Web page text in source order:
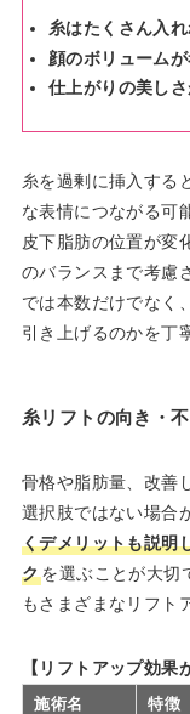
糸はたくさん入
顔のボリューム
仕上がりの美し
糸を過剰に挿入する
な表情につながる可
皮下脂肪の位置が変
のバランスまで考慮
では本数だけでなく
引き上げるのかを丁
糸リフトの向き・
骨格や脂肪量、改善
選択肢ではない場合
くデメリットも説明
クを選ぶことが大切
もさまざまなリフト
【リフトアップ効果
施術名 特徴